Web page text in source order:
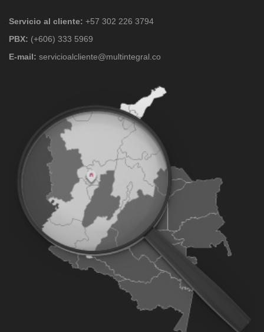
Servicio al cliente: +57 302 226 3794
PBX: (+606) 333 5969
E-mail: servicioalcliente@multintegral.co